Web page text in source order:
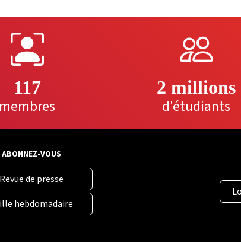
117
membres
2 millions
d'étudiants
ABONNEZ-VOUS
Revue de presse
hebdomadaire